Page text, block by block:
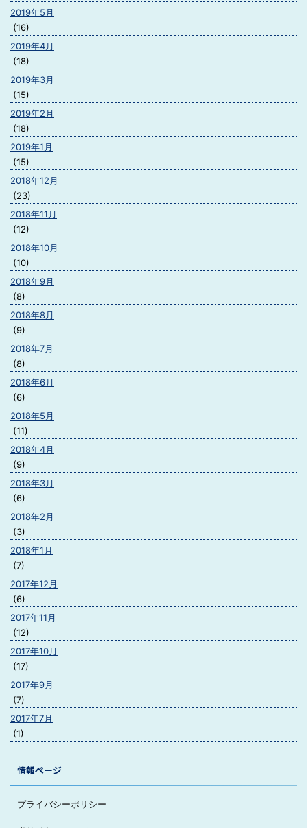
2019年5月
(16)
2019年4月
(18)
2019年3月
(15)
2019年2月
(18)
2019年1月
(15)
2018年12月
(23)
2018年11月
(12)
2018年10月
(10)
2018年9月
(8)
2018年8月
(9)
2018年7月
(8)
2018年6月
(6)
2018年5月
(11)
2018年4月
(9)
2018年3月
(6)
2018年2月
(3)
2018年1月
(7)
2017年12月
(6)
2017年11月
(12)
2017年10月
(17)
2017年9月
(7)
2017年7月
(1)
情報ページ
プライバシーポリシー